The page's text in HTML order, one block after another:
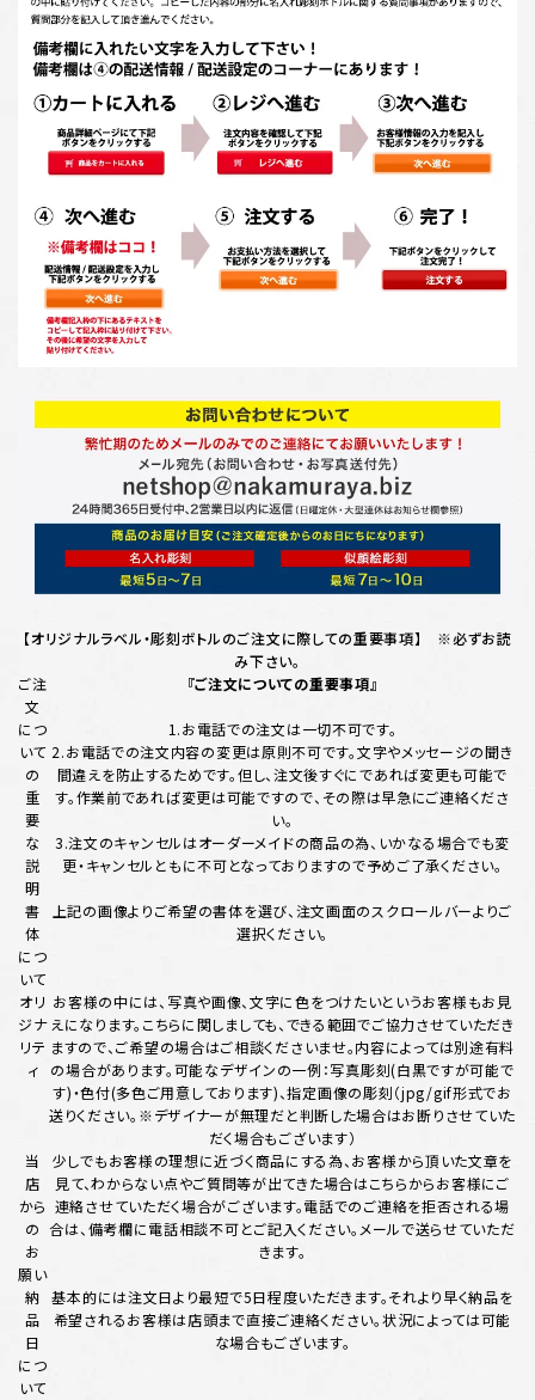
【オリジナルラベル・彫刻ボトルのご注文に際しての重要事項】 ※必ずお読
み下さい。
ご注
文
につ
いて
の
重
要
な
説
明
『ご注文についての重要事項』
1.お電話での注文は一切不可です。
2.お電話での注文内容の変更は原則不可です。文字やメッセージの聞き
間違えを防止するためです。但し、注文後すぐにであれば変更も可能で
す。作業前であれば変更は可能ですので、その際は早急にご連絡くださ
い。
3.注文のキャンセルはオーダーメイドの商品の為、いかなる場合でも変
更・キャンセルともに不可となっておりますので予めご了承ください。
書
体
につ
いて
上記の画像よりご希望の書体を選び、注文画面のスクロールバーよりご
選択ください。
オリ
ジナ
リテ
ィ
お客様の中には、写真や画像、文字に色をつけたいというお客様もお見
えになります。こちらに関しましても、できる範囲でご協力させていただき
ますので、ご希望の場合はご相談くださいませ。内容によっては別途有料
の場合があります。可能なデザインの一例：写真彫刻(白黒ですが可能で
す)・色付(多色ご用意しております)、指定画像の彫刻（jpg/gif形式でお
送りください。※デザイナーが無理だと判断した場合はお断りさせていた
だく場合もございます）
当
店
から
の
お
願い
少しでもお客様の理想に近づく商品にする為、お客様から頂いた文章を
見て、わからない点やご質問等が出てきた場合はこちらからお客様にご
連絡させていただく場合がございます。電話でのご連絡を拒否される場
合は、備考欄に電話相談不可とご記入ください。メールで送らせていただ
きます。
納
品
日
につ
いて
基本的には注文日より最短で5日程度いただきます。それより早く納品を
希望されるお客様は店頭まで直接ご連絡ください。状況によっては可能
な場合もございます。